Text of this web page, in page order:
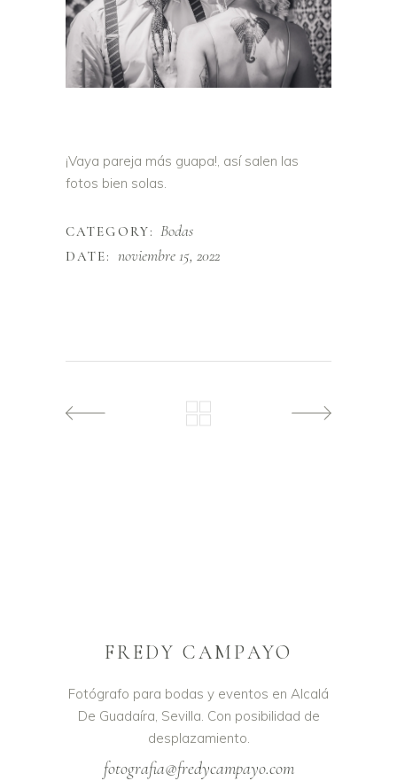
¡Vaya pareja más guapa!, así salen las
fotos bien solas.
CATEGORY: Bodas
DATE: noviembre 15, 2022
FREDY CAMPAYO
Fotógrafo para bodas y eventos en Alcalá
De Guadaíra, Sevilla. Con posibilidad de
desplazamiento.
fotografia@fredycampayo.com